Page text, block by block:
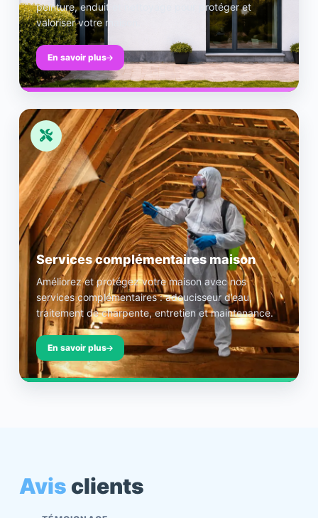
peinture, enduit et nettoyage pour protéger et
valoriser votre maison.
En savoir plus
Services complémentaires maison
Améliorez et protégez votre maison avec nos
services complémentaires : adoucisseur d’eau,
traitement de charpente, entretien et maintenance.
En savoir plus
Avis clients